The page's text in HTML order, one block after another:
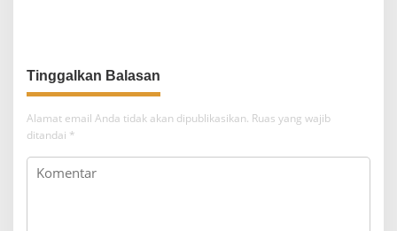
Tinggalkan Balasan
Alamat email Anda tidak akan dipublikasikan. Ruas yang wajib
ditandai *